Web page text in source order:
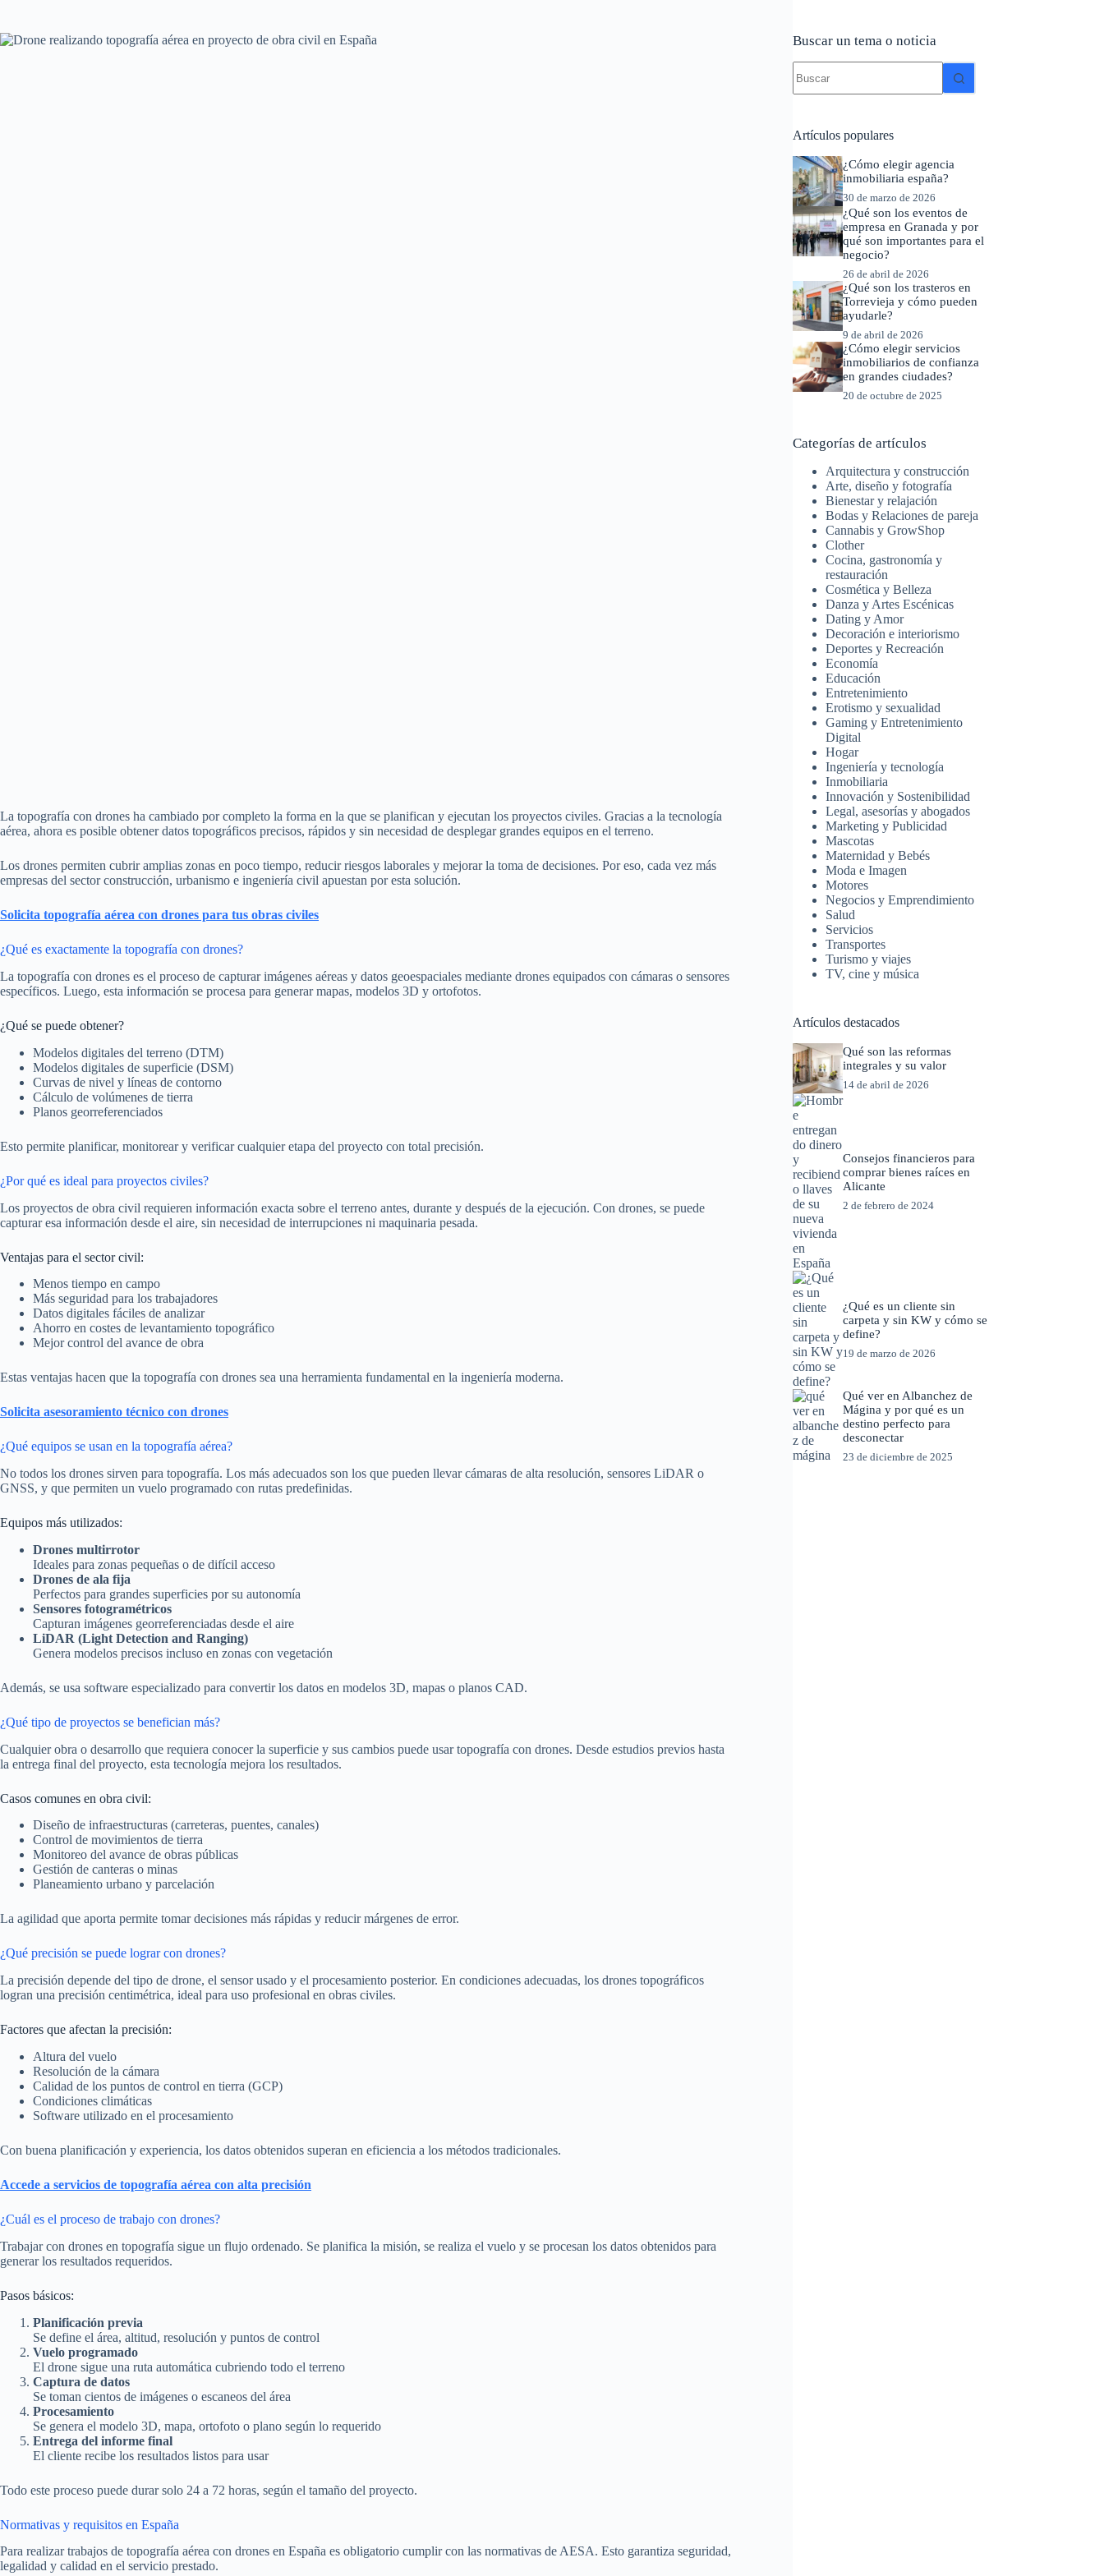
La topografía con drones ha cambiado por completo la forma en la que se planifican y ejecutan los proyectos civiles. Gracias a la tecnología
aérea, ahora es posible obtener datos topográficos precisos, rápidos y sin necesidad de desplegar grandes equipos en el terreno.
Los drones permiten cubrir amplias zonas en poco tiempo, reducir riesgos laborales y mejorar la toma de decisiones. Por eso, cada vez más
empresas del sector construcción, urbanismo e ingeniería civil apuestan por esta solución.
Solicita topografía aérea con drones para tus obras civiles
¿Qué es exactamente la topografía con drones?
La topografía con drones es el proceso de capturar imágenes aéreas y datos geoespaciales mediante drones equipados con cámaras o sensores
específicos. Luego, esta información se procesa para generar mapas, modelos 3D y ortofotos.
¿Qué se puede obtener?
Modelos digitales del terreno (DTM)
Modelos digitales de superficie (DSM)
Curvas de nivel y líneas de contorno
Cálculo de volúmenes de tierra
Planos georreferenciados
Esto permite planificar, monitorear y verificar cualquier etapa del proyecto con total precisión.
¿Por qué es ideal para proyectos civiles?
Los proyectos de obra civil requieren información exacta sobre el terreno antes, durante y después de la ejecución. Con drones, se puede
capturar esa información desde el aire, sin necesidad de interrupciones ni maquinaria pesada.
Ventajas para el sector civil:
Menos tiempo en campo
Más seguridad para los trabajadores
Datos digitales fáciles de analizar
Ahorro en costes de levantamiento topográfico
Mejor control del avance de obra
Estas ventajas hacen que la topografía con drones sea una herramienta fundamental en la ingeniería moderna.
Solicita asesoramiento técnico con drones
¿Qué equipos se usan en la topografía aérea?
No todos los drones sirven para topografía. Los más adecuados son los que pueden llevar cámaras de alta resolución, sensores LiDAR o
GNSS, y que permiten un vuelo programado con rutas predefinidas.
Equipos más utilizados:
Drones multirrotor
Ideales para zonas pequeñas o de difícil acceso
Drones de ala fija
Perfectos para grandes superficies por su autonomía
Sensores fotogramétricos
Capturan imágenes georreferenciadas desde el aire
LiDAR (Light Detection and Ranging)
Genera modelos precisos incluso en zonas con vegetación
Además, se usa software especializado para convertir los datos en modelos 3D, mapas o planos CAD.
¿Qué tipo de proyectos se benefician más?
Cualquier obra o desarrollo que requiera conocer la superficie y sus cambios puede usar topografía con drones. Desde estudios previos hasta
la entrega final del proyecto, esta tecnología mejora los resultados.
Casos comunes en obra civil:
Diseño de infraestructuras (carreteras, puentes, canales)
Control de movimientos de tierra
Monitoreo del avance de obras públicas
Gestión de canteras o minas
Planeamiento urbano y parcelación
La agilidad que aporta permite tomar decisiones más rápidas y reducir márgenes de error.
¿Qué precisión se puede lograr con drones?
La precisión depende del tipo de drone, el sensor usado y el procesamiento posterior. En condiciones adecuadas, los drones topográficos
logran una precisión centimétrica, ideal para uso profesional en obras civiles.
Factores que afectan la precisión:
Altura del vuelo
Resolución de la cámara
Calidad de los puntos de control en tierra (GCP)
Condiciones climáticas
Software utilizado en el procesamiento
Con buena planificación y experiencia, los datos obtenidos superan en eficiencia a los métodos tradicionales.
Accede a servicios de topografía aérea con alta precisión
¿Cuál es el proceso de trabajo con drones?
Trabajar con drones en topografía sigue un flujo ordenado. Se planifica la misión, se realiza el vuelo y se procesan los datos obtenidos para
generar los resultados requeridos.
Pasos básicos:
Planificación previa
Se define el área, altitud, resolución y puntos de control
Vuelo programado
El drone sigue una ruta automática cubriendo todo el terreno
Captura de datos
Se toman cientos de imágenes o escaneos del área
Procesamiento
Se genera el modelo 3D, mapa, ortofoto o plano según lo requerido
Entrega del informe final
El cliente recibe los resultados listos para usar
Todo este proceso puede durar solo 24 a 72 horas, según el tamaño del proyecto.
Normativas y requisitos en España
Para realizar trabajos de topografía aérea con drones en España es obligatorio cumplir con las normativas de AESA. Esto garantiza seguridad,
legalidad y calidad en el servicio prestado.
Buscar un tema o noticia
resultados
Artículos populares
¿Cómo elegir agencia
inmobiliaria españa?
30 de marzo de 2026
¿Qué son los eventos de
empresa en Granada y por
qué son importantes para el
negocio?
26 de abril de 2026
¿Qué son los trasteros en
Torrevieja y cómo pueden
ayudarle?
9 de abril de 2026
¿Cómo elegir servicios
inmobiliarios de confianza
en grandes ciudades?
20 de octubre de 2025
Categorías de artículos
Arquitectura y construcción
Arte, diseño y fotografía
Bienestar y relajación
Bodas y Relaciones de pareja
Cannabis y GrowShop
Clother
Cocina, gastronomía y
restauración
Cosmética y Belleza
Danza y Artes Escénicas
Dating y Amor
Decoración e interiorismo
Deportes y Recreación
Economía
Educación
Entretenimiento
Erotismo y sexualidad
Gaming y Entretenimiento
Digital
Hogar
Ingeniería y tecnología
Inmobiliaria
Innovación y Sostenibilidad
Legal, asesorías y abogados
Marketing y Publicidad
Mascotas
Maternidad y Bebés
Moda e Imagen
Motores
Negocios y Emprendimiento
Salud
Servicios
Transportes
Turismo y viajes
TV, cine y música
Artículos destacados
Qué son las reformas
integrales y su valor
14 de abril de 2026
Consejos financieros para
comprar bienes raíces en
Alicante
2 de febrero de 2024
¿Qué es un cliente sin
carpeta y sin KW y cómo se
define?
19 de marzo de 2026
Qué ver en Albanchez de
Mágina y por qué es un
destino perfecto para
desconectar
23 de diciembre de 2025